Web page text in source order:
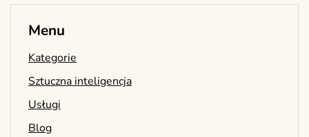
Menu
Kategorie
Sztuczna inteligencja
Usługi
Blog